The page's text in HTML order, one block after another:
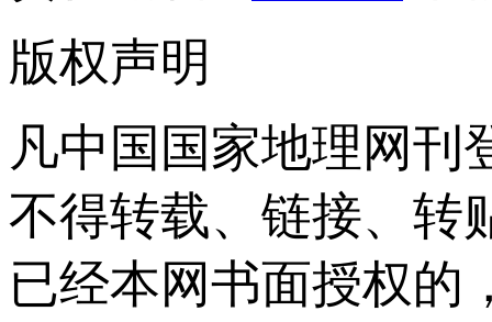
版权声明
凡中国国家地理网刊
不得转载、链接、转
已经本网书面授权的